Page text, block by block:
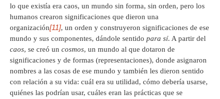
lo que existía era caos, un mundo sin forma, sin orden, pero los
humanos crearon significaciones que dieron una
organización[11], un orden y construyeron significaciones de ese
mundo y sus componentes, dándole sentido para sí. A partir del
caos, se creó un cosmos, un mundo al que dotaron de
significaciones y de formas (representaciones), donde asignaron
nombres a las cosas de ese mundo y también les dieron sentido
con relación a su vida: cuál era su utilidad, cómo debería usarse,
quiénes las podrían usar, cuáles eran las prácticas que se